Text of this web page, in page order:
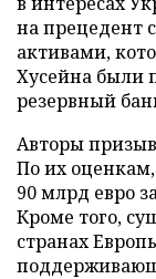
на прецедент
активами,
Хусейна были
резервный
Авторы
По их
90 млрд евро
Кроме того,
странах